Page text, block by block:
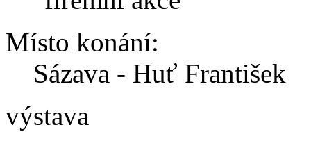
Místo konání:
Sázava - Huť František
výstava